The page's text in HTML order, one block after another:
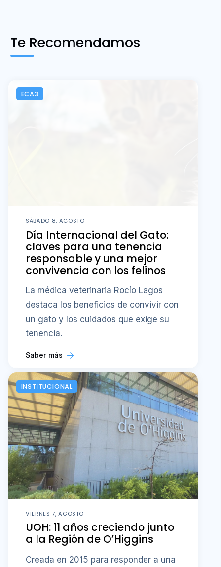
Te Recomendamos
ECA3
SÁBADO 8, AGOSTO
Día Internacional del Gato:
claves para una tenencia
responsable y una mejor
convivencia con los felinos
La médica veterinaria Rocío Lagos
destaca los beneficios de convivir con
un gato y los cuidados que exige su
tenencia.
Saber más
INSTITUCIONAL
VIERNES 7, AGOSTO
UOH: 11 años creciendo junto
a la Región de O’Higgins
Creada en 2015 para responder a una